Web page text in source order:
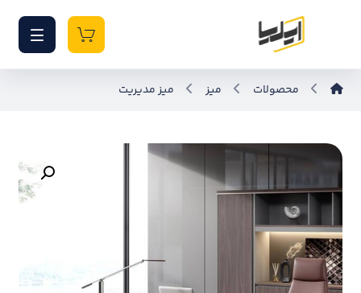
محصولات میز میز مدیریت